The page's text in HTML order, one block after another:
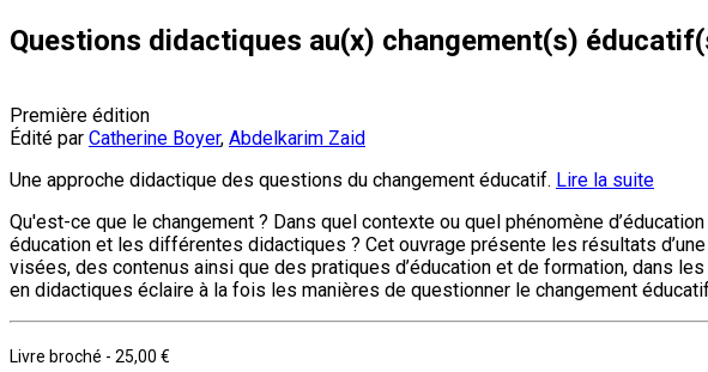
Questions didactiques au(x) changement(s)
Première édition
Édité par Catherine Boyer, Abdelkarim Zaid
Une approche didactique des questions du changement éducatif. Lire la suite
Qu'est-ce que le changement ? Dans quel contexte ou quel phénomène
éducation et les différentes didactiques ? Cet ouvrage présente les résultats
visées, des contenus ainsi que des pratiques d’éducation et de formation, dans
en didactiques éclaire à la fois les manières de questionner le changement
Livre broché - 25,00 €